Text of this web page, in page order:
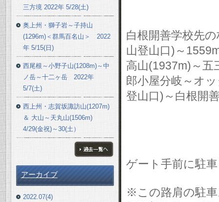
白根開善学校先
山登山口)～
高山(1937m)～五
郎小屋分岐～オ
登山口)～白根開
ゲート手前に駐
※この路肩の駐
三方境 2022年 5/28(土)
奥上州・獅子岩～子持山
(1296m)＜群馬百名山＞ 2022
年 5/15(日)
西尾根～小野子山(1208m)～中
ノ岳～十二ヶ岳 2022年
5/7(土)
西上州・志賀坂諏訪山(1207m)
＆ 大山～天丸山(1506m)
4/29(金祝)～30(土）
アーカイブ
2022.07(4)